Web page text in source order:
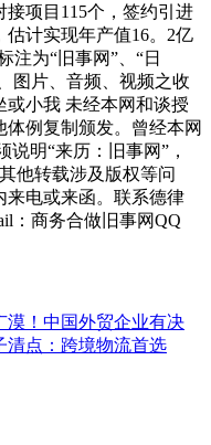
项目115个，签约引进
估计实现年产值16。2亿
注为“旧事网”、“日
图片、音频、视频之收
小我 未经本网和谈授
例复制颁发。曾经本网
明“来历：旧事网”，
他转载涉及版权等问
来电或来函。联系德律
：商务合做旧事网QQ
漠！中国外贸企业有决
清点：跨境物流首选